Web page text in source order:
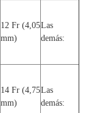
12 Fr (4,05
mm)
Las
demás:
14 Fr (4,75
mm)
Las
demás: